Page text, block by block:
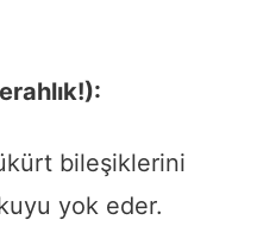
bileşiklerini
yok eder.